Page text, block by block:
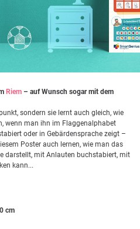
Riem – auf Wunsch sogar mit dem
sondern sie lernt auch gleich, wie
wenn man ihn im Flaggenalphabet
oder in Gebärdensprache zeigt –
Poster auch lernen, wie man das
darstellt, mit Anlauten buchstabiert, mit
kann...
cm